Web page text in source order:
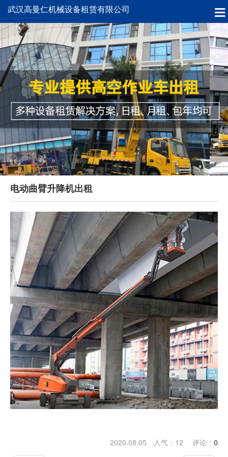
武汉高曼仁机械设备租赁有限公司
电动曲臂升降机出租
2020.08.05 人气： 12 评论： 0